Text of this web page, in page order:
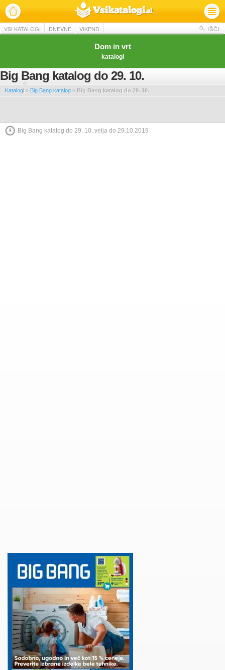
VSI KATALOGI DNEVNE VIKEND IŠČI
Dom in vrt
katalogi
Big Bang katalog do 29. 10.
Katalogi » Big Bang katalog » Big Bang katalog do 29. 10.
Big Bang katalog do 29. 10. velja do 29.10.2019